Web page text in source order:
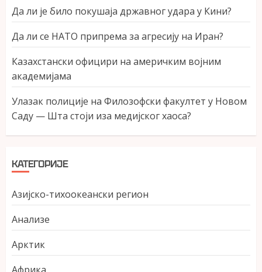
Да ли је било покушаја државног удара у Кини?
Да ли се НАТО припрема за агресију на Иран?
Казахстански официри на америчким војним
академијама
Улазак полиције на Филозофски факултет у Новом
Саду — Шта стоји иза медијског хаоса?
КАТЕГОРИЈЕ
Азијско-тихоокеански регион
Анализе
Арктик